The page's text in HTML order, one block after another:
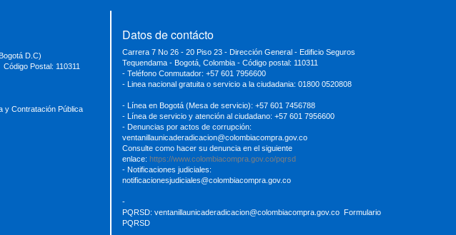
D.C)
Postal: 110311
y Contratación Pública
Datos de contácto
Carrera 7 No 26 - 20 Piso 23 - Dirección General - Edificio Seguros
Tequendama - Bogotá, Colombia - Código postal: 110311
- Teléfono Conmutador: +57 601 7956600
- Linea nacional gratuita o servicio a la ciudadania: 01800 0520808
- Línea en Bogotá (Mesa de servicio): +57 601 7456788
- Línea de servicio y atención al ciudadano: +57 601 7956600
- Denuncias por actos de corrupción:
ventanillaunicaderadicacion@colombiacompra.gov.co
Consulte como hacer su denuncia en el siguiente
enlace: https://www.colombiacompra.gov.co/pqrsd
- Notificaciones judiciales:
notificacionesjudiciales@colombiacompra.gov.co
-
PQRSD: ventanillaunicaderadicacion@colombiacompra.gov.co Formulario
PQRSD